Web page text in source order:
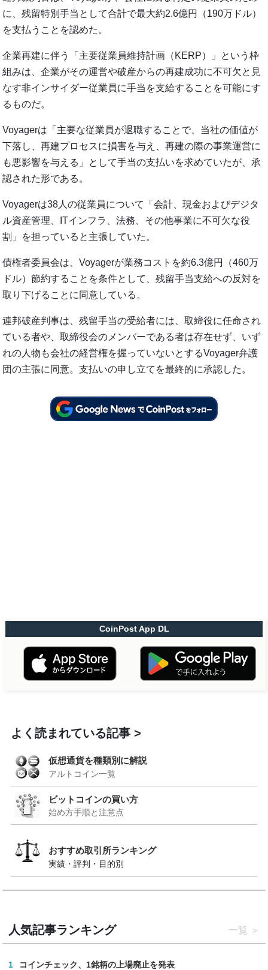
に、残留特別手当として合計で最大約2.6億円（190万ドル）
を支払うことを認めた。
企業再建に伴う「主要従業員維持計画（KERP）」という枠
組みは、企業がその運営や破産からの再建成功に不可欠と見
なす非インサイダー従業員に手当を支給することを可能にす
るものだ。
Voyagerは「主要な従業員が退職することで、当社の価値が
下落し、再建プロセスに損害を与え、再建の際の事業運営に
も悪影響を与える」として手当の支払いを求めていたが、承
認された形である。
Voyagerは38人の従業員について「会計、現金およびデジタ
ル資産管理、ITインフラ、法務、その他事業に不可欠な役
割」を担っていると主張していた。
債権者委員会は、Voyagerが業務コストを約6.3億円（460万
ドル）節約することを条件として、残留手当支給への反対を
取り下げることに同意している。
連邦破産判事は、残留手当の受給者には、取締役に任命され
ている者や、取締役会のメンバーである者は存在せず、いず
れの人物も会社の経営権を握っていないとするVoyager弁護
団の主張に同意。支払いの申し立てを最終的に承認した。
CoinPost App DL
よく読まれている記事
仮想通貨を種類別に解説
アルトコイン一覧
ビットコインの買い方
始め方手順と注意点
おすすめ取引所ランキング
実績・評判・目的別
人気記事ランキング 一覧
1 コインチェック、1銘柄の上場廃止を発表